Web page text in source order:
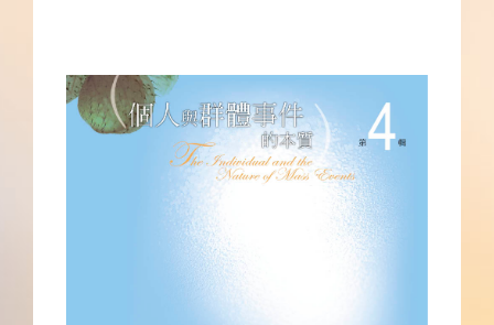
關於我們
聯絡客服
下載APP
常見問題